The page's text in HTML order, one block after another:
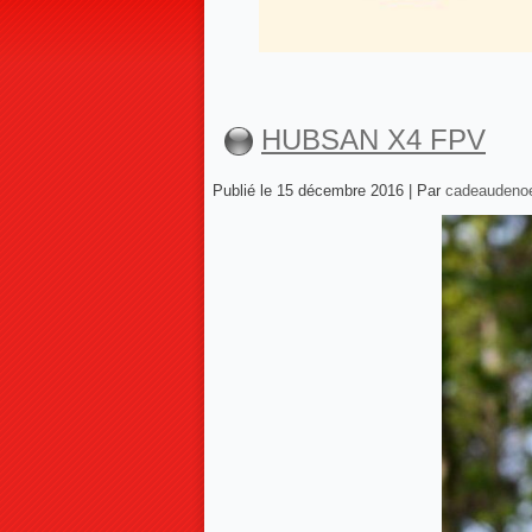
HUBSAN X4 FPV
Publié le 15 décembre 2016 Par